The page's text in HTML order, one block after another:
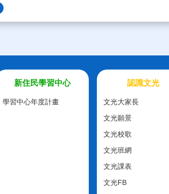
新住民學習中心
學習中心年度計畫
認識文光
文光大家長
文光願景
文光校歌
文光班網
文光課表
文光FB